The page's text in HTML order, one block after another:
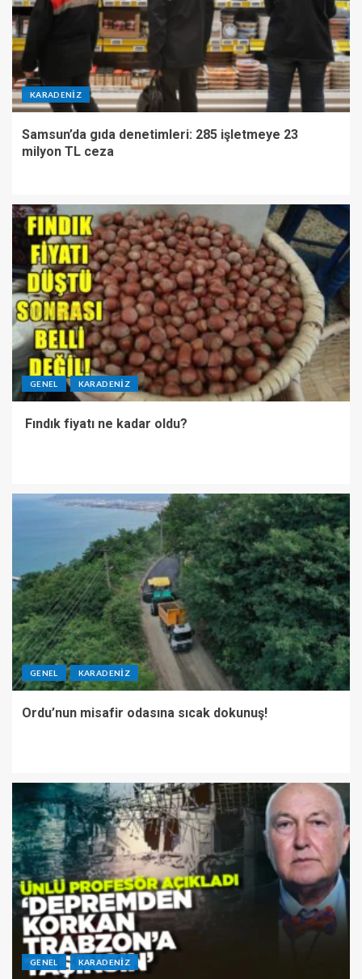
KARADENIZ
Samsun’da gıda denetimleri: 285 işletmeye 23
milyon TL ceza
GENEL KARADENIZ
Fındık fiyatı ne kadar oldu?
GENEL KARADENIZ
Ordu’nun misafir odasına sıcak dokunuş!
GENEL KARADENIZ